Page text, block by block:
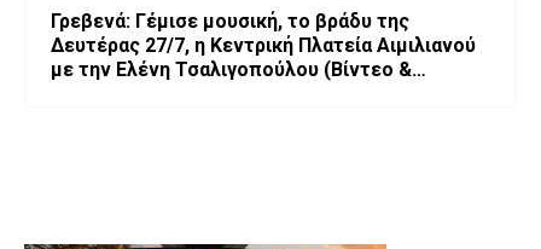
Γρεβενά: Γέμισε μουσική, το βράδυ της
Δευτέρας 27/7, η Κεντρική Πλατεία Αιμιλιανού
με την Ελένη Τσαλιγοπούλου (Bίντεο &